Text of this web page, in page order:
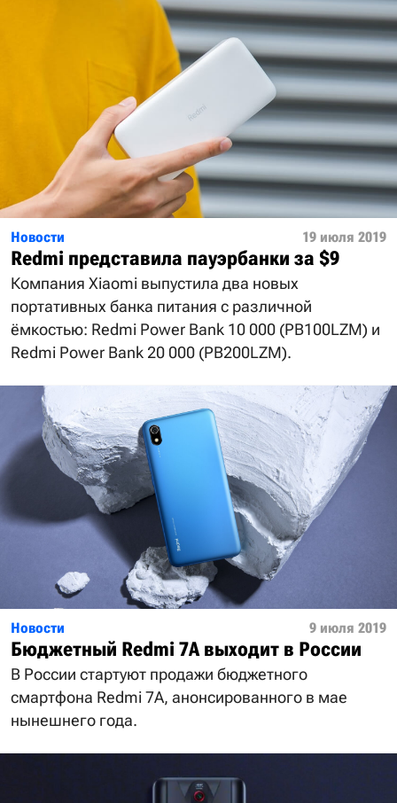
Новости 19 июля 2019
Redmi представила пауэрбанки за $9
Компания Xiaomi выпустила два новых
портативных банка питания с различной
ёмкостью: Redmi Power Bank 10 000 (PB100LZM) и
Redmi Power Bank 20 000 (PB200LZM).
Новости 9 июля 2019
Бюджетный Redmi 7A выходит в России
В России стартуют продажи бюджетного
смартфона Redmi 7A, анонсированного в мае
нынешнего года.